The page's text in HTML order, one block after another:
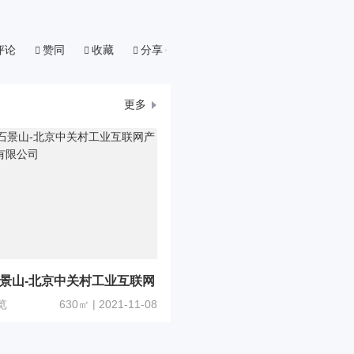
论 赞同 收藏 分享
更多
山-北京中关村工业互联网
有限公司630㎡ | 2021-11-08